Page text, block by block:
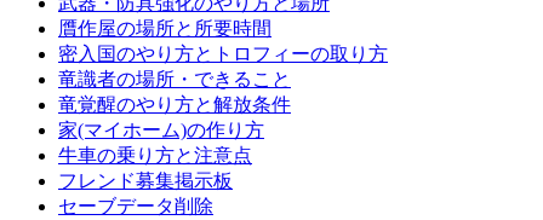
贋作屋の場所と所要時間
密入国のやり方とトロフィーの取り方
竜識者の場所・できること
竜覚醒のやり方と解放条件
家(マイホーム)の作り方
牛車の乗り方と注意点
フレンド募集掲示板
セーブデータ削除